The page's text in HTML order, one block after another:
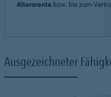
Altersrente bzw. bis zum
Ausgezeichneter